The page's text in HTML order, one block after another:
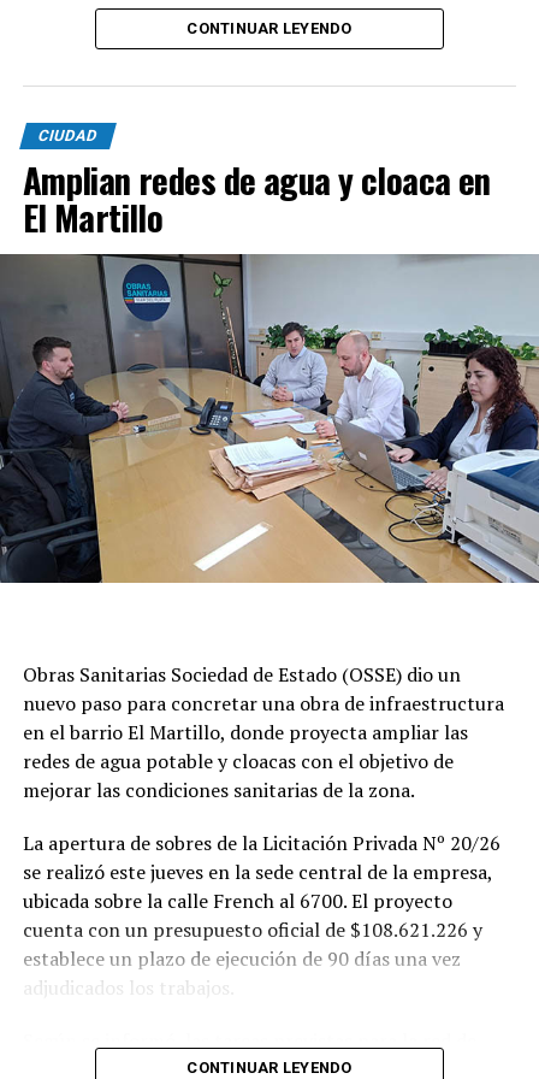
CONTINUAR LEYENDO
CIUDAD
Amplian redes de agua y cloaca en
El Martillo
Obras Sanitarias Sociedad de Estado (OSSE) dio un
nuevo paso para concretar una obra de infraestructura
en el barrio El Martillo, donde proyecta ampliar las
redes de agua potable y cloacas con el objetivo de
mejorar las condiciones sanitarias de la zona.
La apertura de sobres de la Licitación Privada Nº 20/26
se realizó este jueves en la sede central de la empresa,
ubicada sobre la calle French al 6700. El proyecto
cuenta con un presupuesto oficial de $108.621.226 y
establece un plazo de ejecución de 90 días una vez
adjudicados los trabajos.
agua potable incluyen la colocación de unos 355 metros
CONTINUAR LEYENDO